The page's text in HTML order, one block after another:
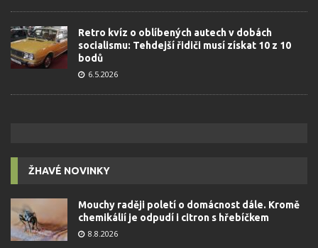
Retro kvíz o oblíbených autech v dobách
socialismu: Tehdejší řidiči musí získat 10 z 10
bodů
6.5.2026
ŽHAVÉ NOVINKY
Mouchy raději poletí o domácnost dále. Kromě
chemikálií je odpudí i citron s hřebíčkem
8.8.2026